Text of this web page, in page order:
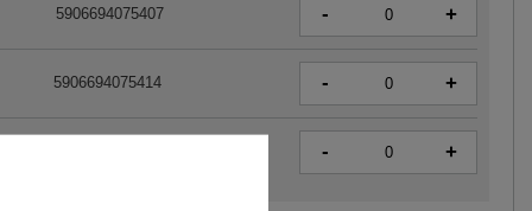
5906694075407 - +
5906694075414 - +
- +